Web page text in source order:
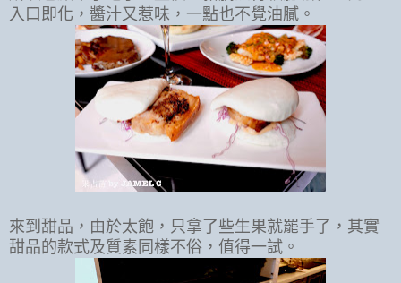
入口即化，醬汁又惹味，一點也不覺油膩。
來到甜品，由於太飽，只拿了些生果就罷手了，其實
甜品的款式及質素同樣不俗，值得一試。